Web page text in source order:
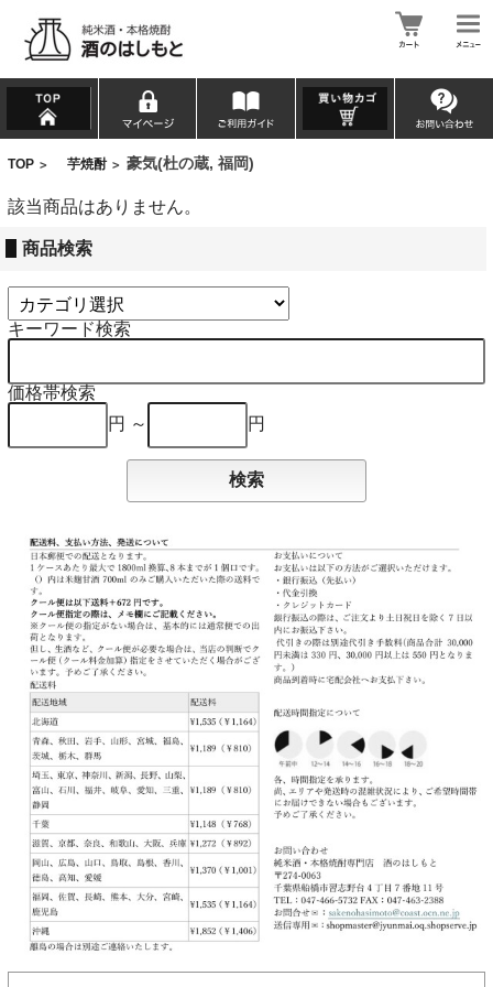
TOP > 芋焼酎 > 豪気(杜の蔵, 福岡)
該当商品はありません。
商品検索
キーワード検索
価格帯検索
円 ～
円